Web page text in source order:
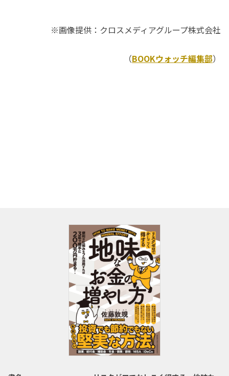
※画像提供：クロスメディアグループ株式会社
（BOOKウォッチ編集部）